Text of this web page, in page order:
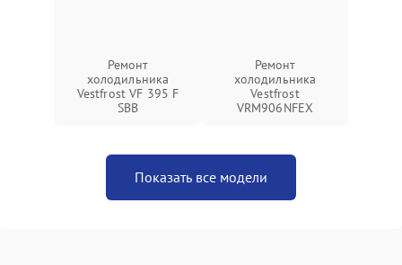
Ремонт
холодильника
Vestfrost VF 395 F
SBB
Ремонт
холодильника
Vestfrost
VRM906NFEX
Показать все модели